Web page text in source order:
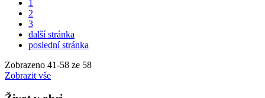
1
2
3
další stránka
poslední stránka
Zobrazeno 41-58 ze 58
Zobrazit vše